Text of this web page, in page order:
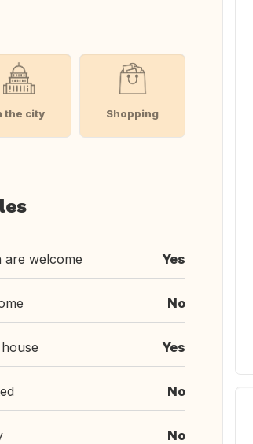
the city Shopping
are welcome Yes
No
Yes
No
No